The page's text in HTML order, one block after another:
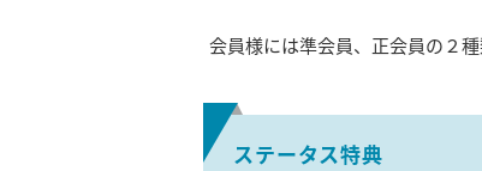
会員様には準会員、正会員の２種
ステータス特典